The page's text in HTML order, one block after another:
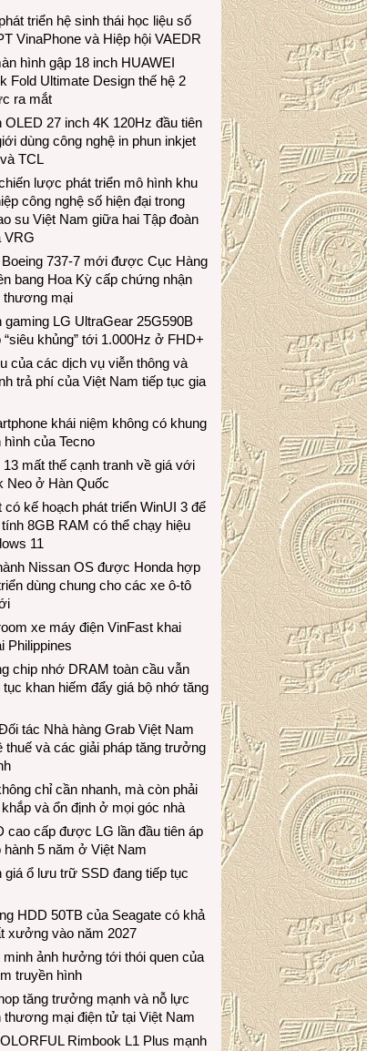
triển hệ sinh thái học liệu số
VinaPhone và Hiệp hội VAEDR
hình gập 18 inch HUAWEI
Fold Ultimate Design thế hệ 2
ra mắt
OLED 27 inch 4K 120Hz đầu tiên
dùng công nghệ in phun inkjet
TCL
lược phát triển mô hình khu
công nghệ số hiện đại trong
su Việt Nam giữa hai Tập đoàn
VRG
737-7 mới được Cục Hàng
bang Hoa Kỳ cấp chứng nhận
thương mại
gaming LG UltraGear 25G590B
“siêu khủng” tới 1.000Hz ở FHD+
của các dịch vụ viễn thông và
trả phí của Việt Nam tiếp tục gia
khái niệm không có khung
hình của Tecno
13 mất thế cạnh tranh về giá với
Neo ở Hàn Quốc
có kế hoạch phát triển WinUI 3 để
8GB RAM có thể chạy hiệu
11
Nissan OS được Honda hợp
dùng chung cho các xe ô-tô
xe máy điện VinFast khai
Philippines
chip nhớ DRAM toàn cầu vẫn
tục khan hiếm đẩy giá bộ nhớ tăng
tác Nhà hàng Grab Việt Nam
thuế và các giải pháp tăng trưởng
chỉ cần nhanh, mà còn phải
và ổn định ở mọi góc nhà
cao cấp được LG lần đầu tiên áp
hành 5 năm ở Việt Nam
giá ổ lưu trữ SSD đang tiếp tục
HDD 50TB của Seagate có khả
xưởng vào năm 2027
minh ảnh hưởng tới thói quen của
truyền hình
tăng trưởng mạnh và nỗ lực
thương mại điện tử tại Việt Nam
Rimbook L1 Plus mạnh